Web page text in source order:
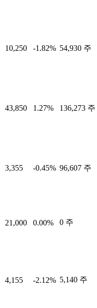
10,250 -1.82% 54,930 주
43,850 1.27% 136,273 주
3,355 -0.45% 96,607 주
21,000 0.00% 0 주
4,155 -2.12% 5,140 주